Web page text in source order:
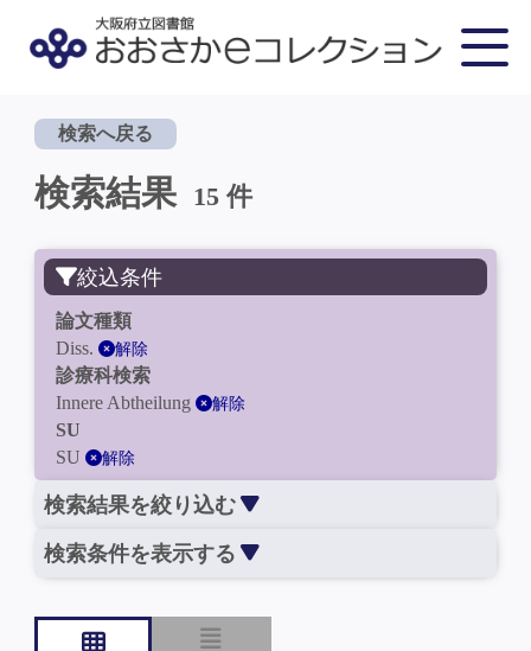
検索へ戻る
検索結果 15 件
絞込条件
論文種類
Diss.
解除
診療科検索
Innere Abtheilung
解除
SU
SU
解除
検索結果を絞り込む
検索条件を表示する